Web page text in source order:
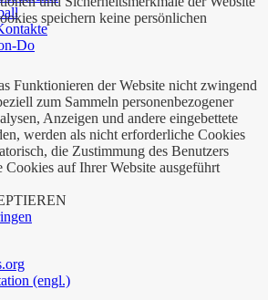
Do
speichern keine persönlichen
Funktionieren der Website nicht zwingend
zum Sammeln personenbezogener
Anzeigen und andere eingebettete
werden als nicht erforderliche Cookies
die Zustimmung des Benutzers
Cookies auf Ihrer Website ausgeführt
(engl.)